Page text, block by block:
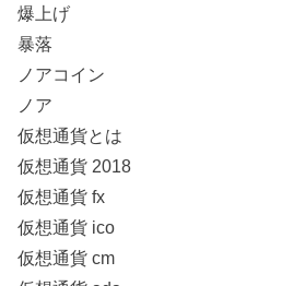
爆上げ
暴落
ノアコイン
ノア
仮想通貨とは
仮想通貨 2018
仮想通貨 fx
仮想通貨 ico
仮想通貨 cm